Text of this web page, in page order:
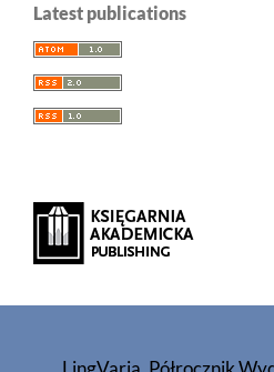
Latest publications